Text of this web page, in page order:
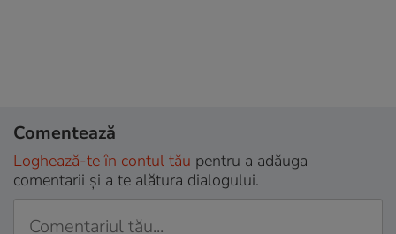
Comentează
Loghează-te în contul tău pentru a adăuga
comentarii și a te alătura dialogului.